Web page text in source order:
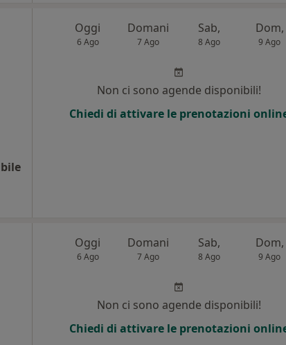
Oggi
6 Ago
Domani
7 Ago
Sab,
8 Ago
Dom,
9 Ago
Non ci sono agende disponibili!
Chiedi di attivare le prenotazioni
Oggi
6 Ago
Domani
7 Ago
Sab,
8 Ago
Dom,
9 Ago
Non ci sono agende disponibili!
Chiedi di attivare le prenotazioni